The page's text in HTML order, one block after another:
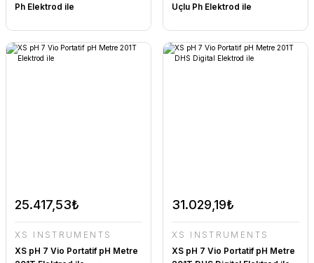
Ph Elektrod ile
Uçlu Ph Elektrod ile
25.417,53₺
XS INSTRUMENTS
XS pH 7 Vio Portatif pH Metre
31.029,19₺
XS INSTRUMENTS
XS pH 7 Vio Portatif pH Metre